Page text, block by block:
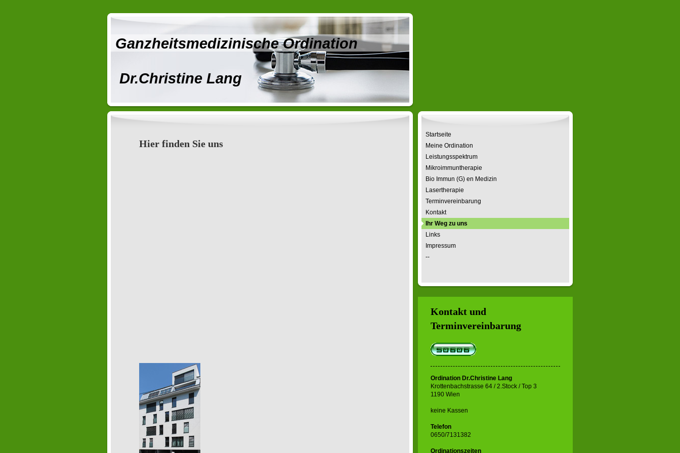
Ganzheitsmedizinische Ordination
Dr.Christine Lang
Hier finden Sie uns
Startseite
Meine Ordination
Leistungsspektrum
Mikroimmuntherapie
Bio Immun (G) en Medizin
Lasertherapie
Terminvereinbarung
Kontakt
Ihr Weg zu uns
Links
Impressum
--
Kontakt und
Terminvereinbarung
Ordination Dr.Christine Lang
Krottenbachstrasse 64 / 2.Stock / Top 3
1190 Wien
keine Kassen
Telefon
0650/7131382
Ordinationszeiten